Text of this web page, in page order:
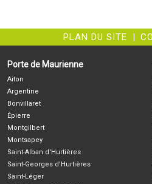
PLAN DU SITE |
Porte de Maurienne
Aiton
Argentine
Bonvillaret
Épierre
Montgilbert
Montsapey
Saint-Alban d'Hurtières
Saint-Georges d'Hurtières
Saint-Léger